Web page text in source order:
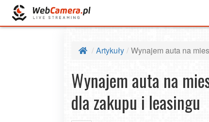
Artykuły
Wynajem auta na
Wynajem auta na
dla zakupu i leasingu